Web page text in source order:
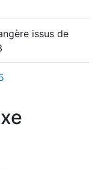
issus de